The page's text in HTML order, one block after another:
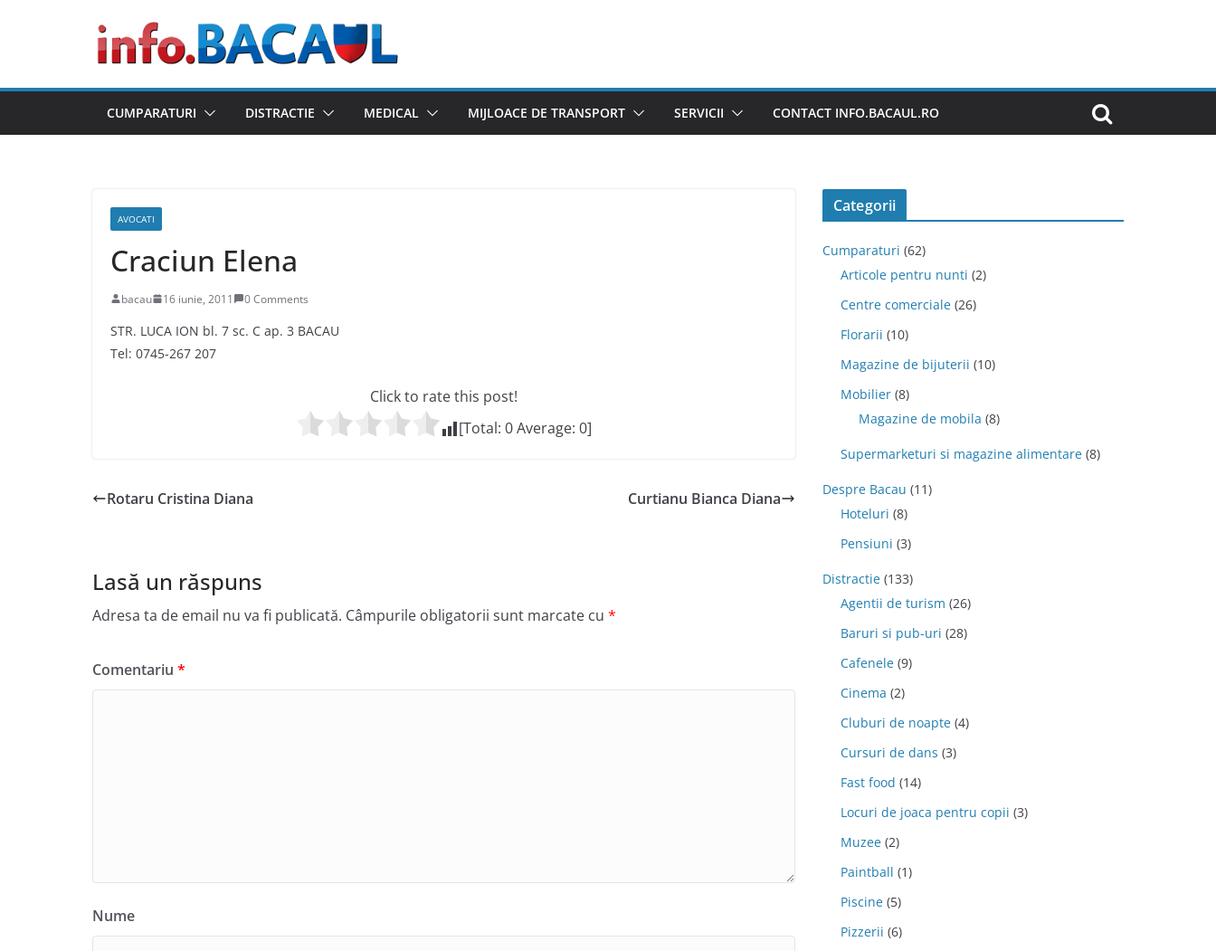
CUMPARATURI DISTRACTIE MEDICAL MIJLOACE DE TRANSPORT SERVICII CONTACT INFO.BACAUL.RO
AVOCATI
Craciun Elena
bacau 16 iunie, 2011 0 Comments
STR. LUCA ION bl. 7 sc. C ap. 3 BACAU
Tel: 0745-267 207
Click to rate this post!
[Total: 0Average: 0]
Rotaru Cristina Diana Curtianu Bianca Diana
Lasă un răspuns
Adresa ta de email nu va fi publicată. Câmpurile obligatorii sunt marcate cu *
Comentariu *
Nume
Categorii
Cumparaturi (62)
Articole pentru nunti (2)
Centre comerciale (26)
Florarii (10)
Magazine de bijuterii (10)
Mobilier (8)
Magazine de mobila (8)
Supermarketuri si magazine alimentare (8)
Despre Bacau (11)
Hoteluri (8)
Pensiuni (3)
Distractie (133)
Agentii de turism (26)
Baruri si pub-uri (28)
Cafenele (9)
Cinema (2)
Cluburi de noapte (4)
Cursuri de dans (3)
Fast food (14)
Locuri de joaca pentru copii (3)
Muzee (2)
Paintball (1)
Piscine (5)
Pizzerii (6)